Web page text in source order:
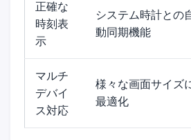
正確な
時刻表
示
システム時計との
動同期機能
マルチ
デバイ
ス対応
様々な画面サイズ
最適化